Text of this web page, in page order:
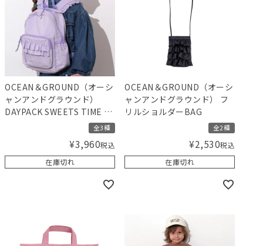
OCEAN＆GROUND（オーシ
ャンアンドグラウンド）
DAYPACK SWEETS TIME デ
全3種
¥3,960税込
在庫切れ
OCEAN＆GROUND（オーシ
ャンアンドグラウンド） フ
リルショルダーBAG
全2種
¥2,530税込
在庫切れ